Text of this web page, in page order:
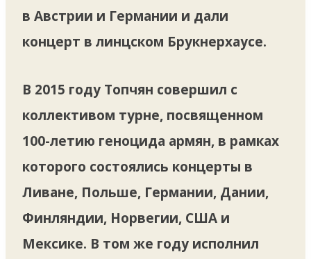
в Австрии и Германии и дали
концерт в линцском Брукнерхаусе.
В 2015 году Топчян совершил с
коллективом турне, посвященном
100-летию геноцида армян, в рамках
которого состоялись концерты в
Ливане, Польше, Германии, Дании,
Финляндии, Норвегии, США и
Мексике. В том же году исполнил